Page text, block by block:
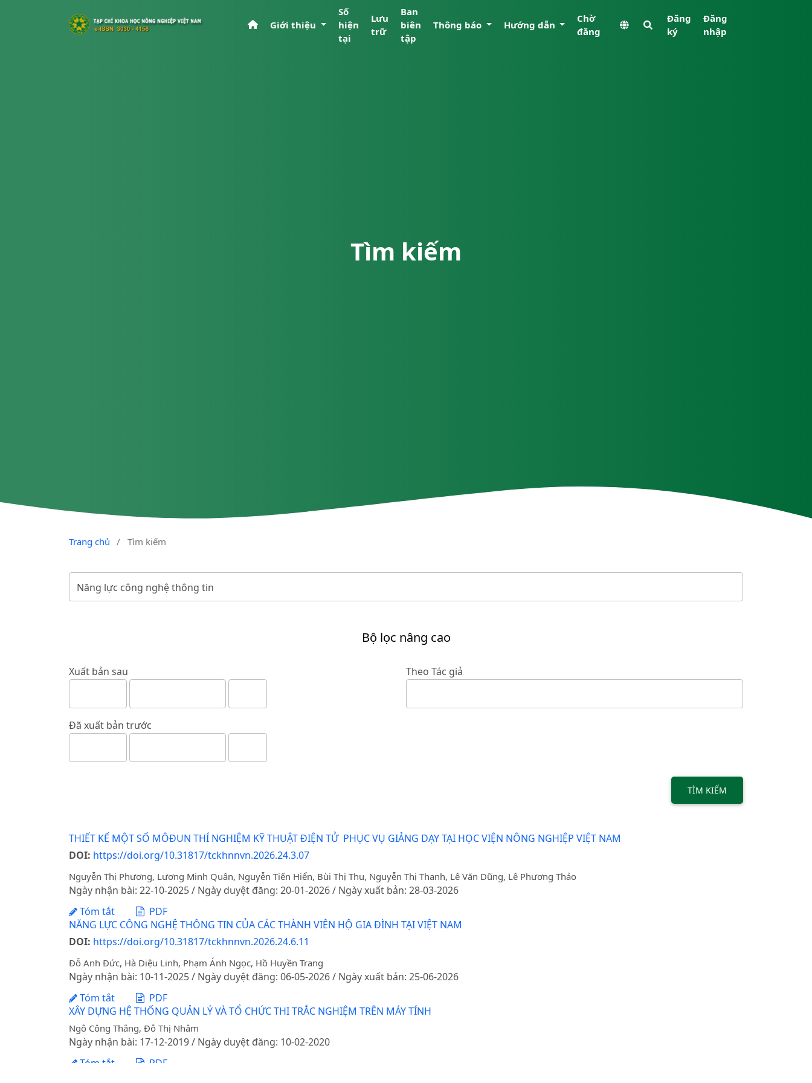
Giới thiệu
Số
hiện
tại
Lưu
trữ
Ban
biên
tập
Thông báo Hướng dẫn
Chờ
đăng
Đăng
ký
Đăng
nhập
Tìm kiếm
Trang chủ / Tìm kiếm
Bộ lọc nâng cao
Xuất bản sau
Đã xuất bản trước
Theo Tác giả
TÌM KIẾM
THIẾT KẾ MỘT SỐ MÔĐUN THÍ NGHIỆM KỸ THUẬT ĐIỆN TỬ PHỤC VỤ GIẢNG DẠY TẠI HỌC VIỆN NÔNG NGHIỆP VIỆT NAM
DOI: https://doi.org/10.31817/tckhnnvn.2026.24.3.07
Nguyễn Thị Phương, Lương Minh Quân, Nguyễn Tiến Hiển, Bùi Thị Thu, Nguyễn Thị Thanh, Lê Văn Dũng, Lê Phương Thảo
Ngày nhận bài: 22-10-2025 / Ngày duyệt đăng: 20-01-2026 / Ngày xuất bản: 28-03-2026
Tóm tắt
PDF
NĂNG LỰC CÔNG NGHỆ THÔNG TIN CỦA CÁC THÀNH VIÊN HỘ GIA ĐÌNH TẠI VIỆT NAM
DOI: https://doi.org/10.31817/tckhnnvn.2026.24.6.11
Đỗ Anh Đức, Hà Diệu Linh, Phạm Ánh Ngọc, Hồ Huyền Trang
Ngày nhận bài: 10-11-2025 / Ngày duyệt đăng: 06-05-2026 / Ngày xuất bản: 25-06-2026
Tóm tắt
PDF
XÂY DỰNG HỆ THỐNG QUẢN LÝ VÀ TỔ CHỨC THI TRẮC NGHIỆM TRÊN MÁY TÍNH
Ngô Công Thắng, Đỗ Thị Nhâm
Ngày nhận bài: 17-12-2019 / Ngày duyệt đăng: 10-02-2020
Tóm tắt
PDF